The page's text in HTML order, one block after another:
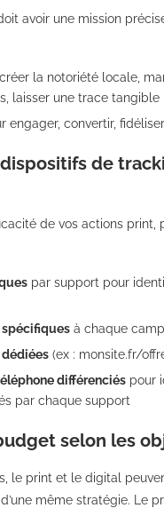
avoir une mission
la notoriété locale,
laisser une trace tangible
engager, convertir,
de
de vos actions print,
par support pour
spécifiques à chaque
dédiées (ex : monsite.fr/
différenciés pour
par chaque support
selon les
le print et le digital
même stratégie. Le